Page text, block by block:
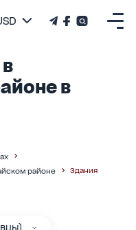
в
районе
Здания